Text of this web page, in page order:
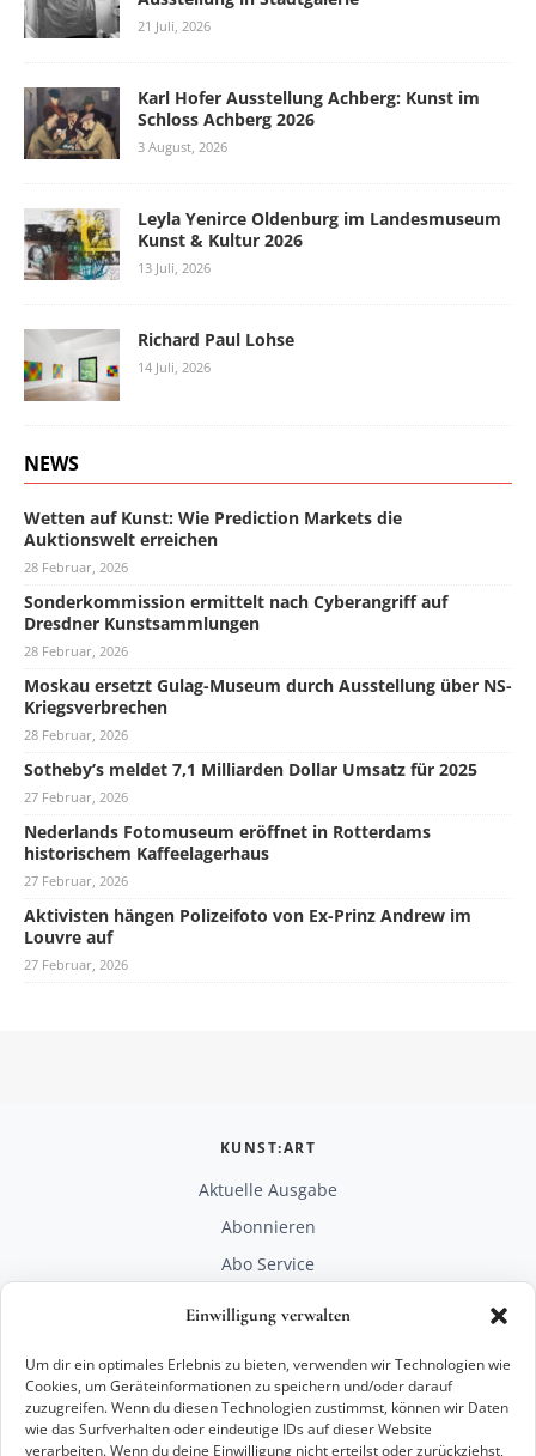
Einwilligung verwalten
Um dir ein optimales Erlebnis zu bieten, verwenden wir Technologien wie
Cookies, um Geräteinformationen zu speichern und/oder darauf
zuzugreifen. Wenn du diesen Technologien zustimmst, können wir Daten
wie das Surfverhalten oder eindeutige IDs auf dieser Website
verarbeiten. Wenn du deine Einwilligung nicht erteilst oder zurückziehst,
21 Juli, 2026
Karl Hofer Ausstellung Achberg: Kunst im
Schloss Achberg 2026
3 August, 2026
Leyla Yenirce Oldenburg im Landesmuseum
Kunst & Kultur 2026
13 Juli, 2026
Richard Paul Lohse
14 Juli, 2026
NEWS
Wetten auf Kunst: Wie Prediction Markets die
Auktionswelt erreichen
28 Februar, 2026
Sonderkommission ermittelt nach Cyberangriff auf
Dresdner Kunstsammlungen
28 Februar, 2026
Moskau ersetzt Gulag-Museum durch Ausstellung über NS-
Kriegsverbrechen
28 Februar, 2026
Sotheby’s meldet 7,1 Milliarden Dollar Umsatz für 2025
27 Februar, 2026
Nederlands Fotomuseum eröffnet in Rotterdams
historischem Kaffeelagerhaus
27 Februar, 2026
Aktivisten hängen Polizeifoto von Ex-Prinz Andrew im
Louvre auf
27 Februar, 2026
KUNST:ART
Aktuelle Ausgabe
Abonnieren
Abo Service
RECHTLICHES
Impressum
Datenschutz